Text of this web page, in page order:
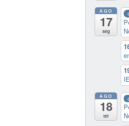
AGO
17
seg
AGO
18
ter